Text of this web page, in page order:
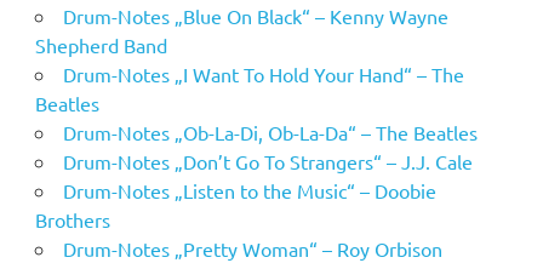
Drum-Notes „Blue On Black“ – Kenny Wayne
Shepherd Band
Drum-Notes „I Want To Hold Your Hand“ – The
Beatles
Drum-Notes „Ob-La-Di, Ob-La-Da“ – The Beatles
Drum-Notes „Don’t Go To Strangers“ – J.J. Cale
Drum-Notes „Listen to the Music“ – Doobie
Brothers
Drum-Notes „Pretty Woman“ – Roy Orbison